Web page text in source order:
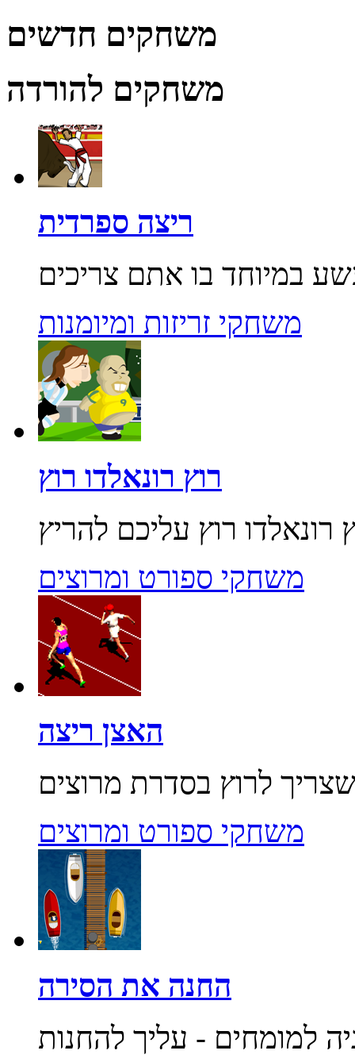
משחקים חדשים
משחקים להורדה
ריצה ספרדית
משחקי זריזות ומיומנות
רוץ רונאלדו רוץ
משחקי ספורט ומרוצים
האצן ריצה
משחקי ספורט ומרוצים
החנה את הסירה